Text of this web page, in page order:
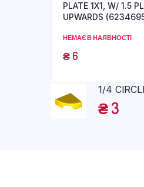
PLATE 1X1, W/ 1.5
UPWARDS
НЕМАЄ В НАЯВНОСТІ
₴6
1/4
₴3